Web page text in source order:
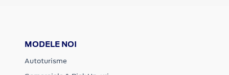
MODELE NOI
Autoturisme